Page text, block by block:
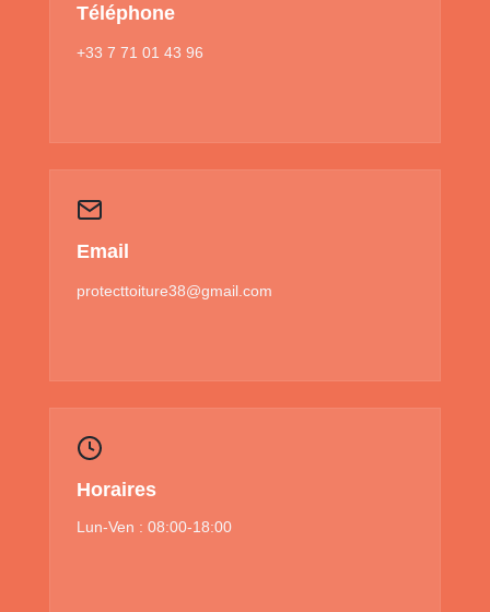
Téléphone
+33 7 71 01 43 96
Email
protecttoiture38@gmail.com
Horaires
Lun-Ven : 08:00-18:00